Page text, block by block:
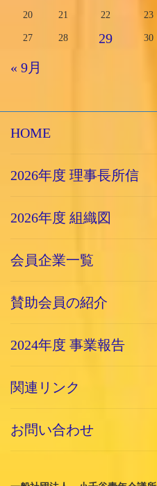
20 21 22 23
27 28 29 30
« 9月
HOME
2026年度 理事長所信
2026年度 組織図
会員企業一覧
賛助会員の紹介
2024年度 事業報告
関連リンク
お問い合わせ